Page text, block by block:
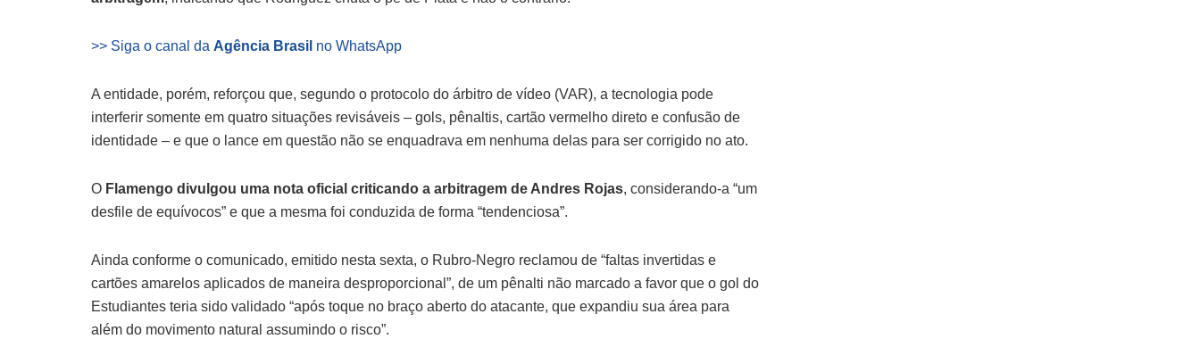
>> Siga o canal da Agência Brasil no WhatsApp
A entidade, porém, reforçou que, segundo o protocolo do árbitro de vídeo (VAR), a tecnologia pode
interferir somente em quatro situações revisáveis – gols, pênaltis, cartão vermelho direto e confusão de
identidade – e que o lance em questão não se enquadrava em nenhuma delas para ser corrigido no ato.
O Flamengo divulgou uma nota oficial criticando a arbitragem de Andres Rojas, considerando-a “um
desfile de equívocos” e que a mesma foi conduzida de forma “tendenciosa”.
Ainda conforme o comunicado, emitido nesta sexta, o Rubro-Negro reclamou de “faltas invertidas e
cartões amarelos aplicados de maneira desproporcional”, de um pênalti não marcado a favor que o gol do
Estudiantes teria sido validado “após toque no braço aberto do atacante, que expandiu sua área para
além do movimento natural assumindo o risco”.